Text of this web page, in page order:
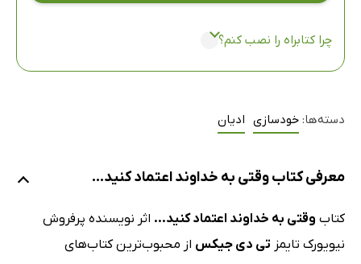
چرا کتابراه را نصب کنم؟
دسته‌ها: خودسازی ادیان
معرفی کتاب وقتی به خداوند اعتماد کنید...
کتاب وقتی به خداوند اعتماد کنید... اثر نویسنده پرفروش
نیویورک تایمز تی دی جیکس از محبوب‌ترین کتاب‌های